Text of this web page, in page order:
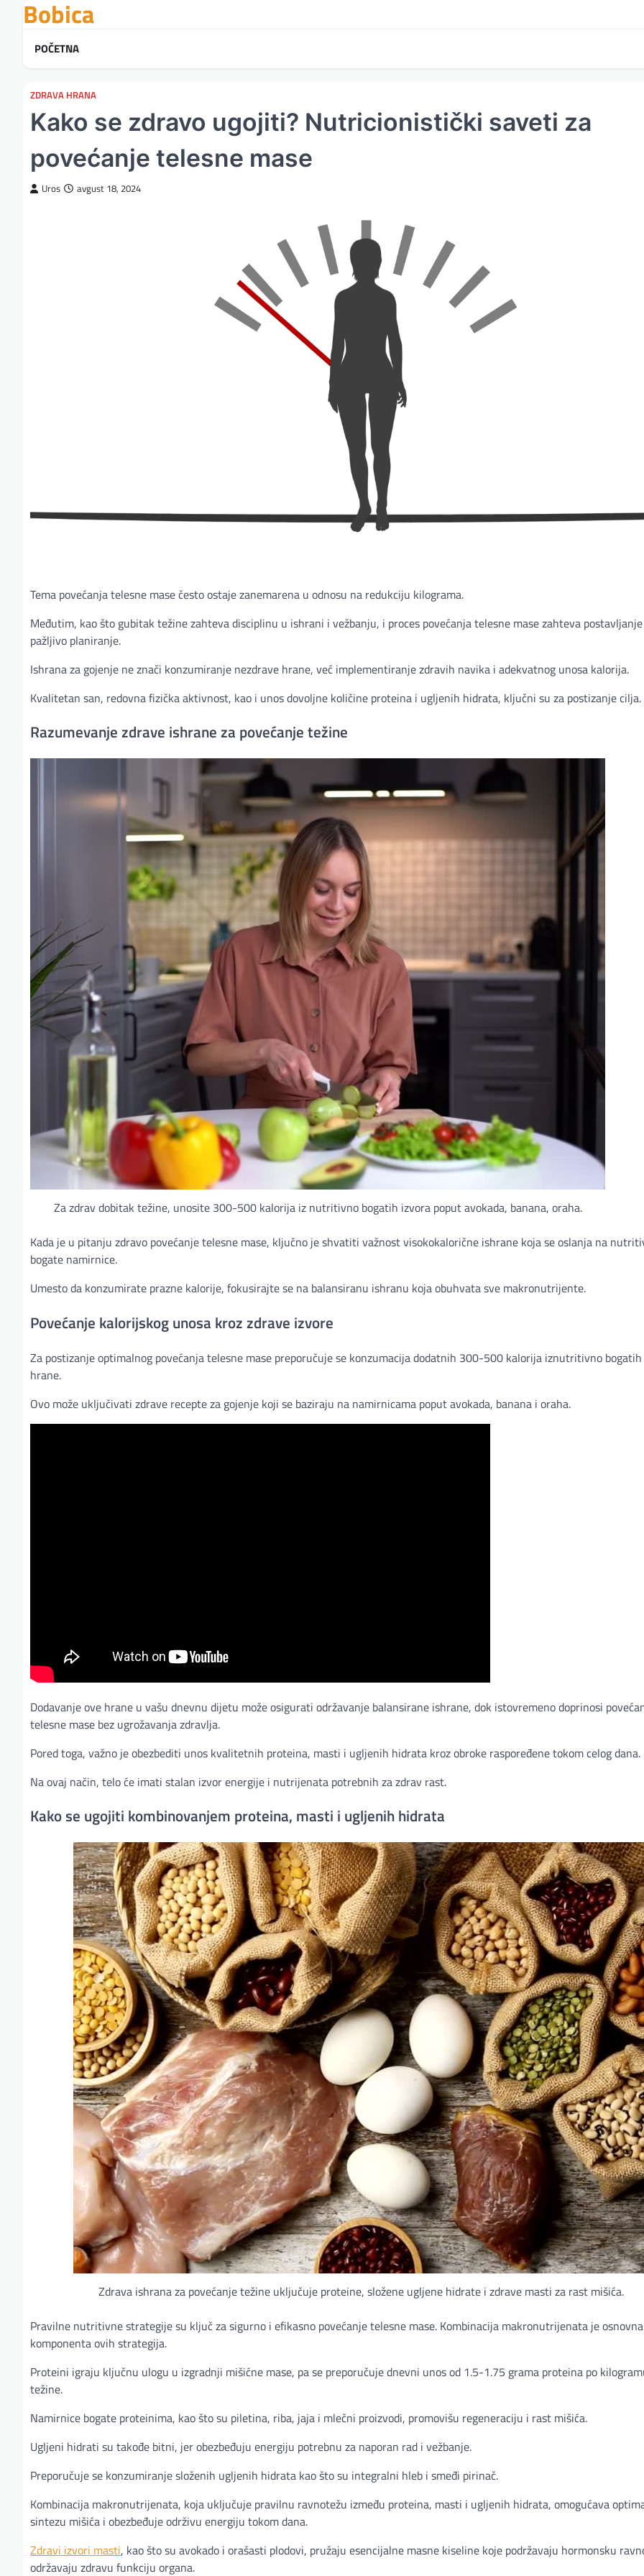
content
Bobica
POČETNA
ZDRAVA HRANA
Kako se zdravo ugojiti? Nutricionistički saveti za
povećanje telesne mase
Uros avgust 18, 2024
Tema povećanja telesne mase često ostaje zanemarena u odnosu na redukciju kilograma.
Međutim, kao što gubitak težine zahteva disciplinu u ishrani i vežbanju, i proces povećanja telesne mase zahteva
pažljivo planiranje.
Ishrana za gojenje ne znači konzumiranje nezdrave hrane, već implementiranje zdravih navika i adekvatnog unosa kalorija.
Kvalitetan san, redovna fizička aktivnost, kao i unos dovoljne količine proteina i ugljenih hidrata, ključni su za postizanje cilja.
Razumevanje zdrave ishrane za povećanje težine
Za zdrav dobitak težine, unosite 300-500 kalorija iz nutritivno bogatih izvora poput avokada, banana, oraha.
Kada je u pitanju zdravo povećanje telesne mase, ključno je shvatiti važnost visokokalorične ishrane koja se oslanja na
bogate namirnice.
Umesto da konzumirate prazne kalorije, fokusirajte se na balansiranu ishranu koja obuhvata sve makronutrijente.
Povećanje kalorijskog unosa kroz zdrave izvore
Za postizanje optimalnog povećanja telesne mase preporučuje se konzumacija dodatnih 300-500 kalorija iznutritivno
hrane.
Ovo može uključivati zdrave recepte za gojenje koji se baziraju na namirnicama poput avokada, banana i oraha.
Dodavanje ove hrane u vašu dnevnu dijetu može osigurati održavanje balansirane ishrane, dok istovremeno doprinosi
telesne mase bez ugrožavanja zdravlja.
Pored toga, važno je obezbediti unos kvalitetnih proteina, masti i ugljenih hidrata kroz obroke raspoređene tokom celog dana.
Na ovaj način, telo će imati stalan izvor energije i nutrijenata potrebnih za zdrav rast.
Kako se ugojiti kombinovanjem proteina, masti i ugljenih hidrata
Zdrava ishrana za povećanje težine uključuje proteine, složene ugljene hidrate i zdrave masti za rast mišića.
Pravilne nutritivne strategije su ključ za sigurno i efikasno povećanje telesne mase. Kombinacija makronutrijenata je osnovna
komponenta ovih strategija.
Proteini igraju ključnu ulogu u izgradnji mišićne mase, pa se preporučuje dnevni unos od 1.5-1.75 grama proteina po
težine.
Namirnice bogate proteinima, kao što su piletina, riba, jaja i mlečni proizvodi, promovišu regeneraciju i rast mišića.
Ugljeni hidrati su takođe bitni, jer obezbeđuju energiju potrebnu za naporan rad i vežbanje.
Preporučuje se konzumiranje složenih ugljenih hidrata kao što su integralni hleb i smeđi pirinač.
Kombinacija makronutrijenata, koja uključuje pravilnu ravnotežu između proteina, masti i ugljenih hidrata, omogućava
sintezu mišića i obezbeđuje održivu energiju tokom dana.
Zdravi izvori masti, kao što su avokado i orašasti plodovi, pružaju esencijalne masne kiseline koje podržavaju hormonsku
održavaju zdravu funkciju organa.